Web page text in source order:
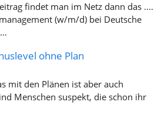
findet man im Netz dann das ....
(w/m/d) bei Deutsche
ohne Plan
mit den Plänen ist aber auch
Menschen suspekt, die schon ihr